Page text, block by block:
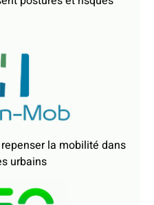
OFF-ROAD issus de
circulaire